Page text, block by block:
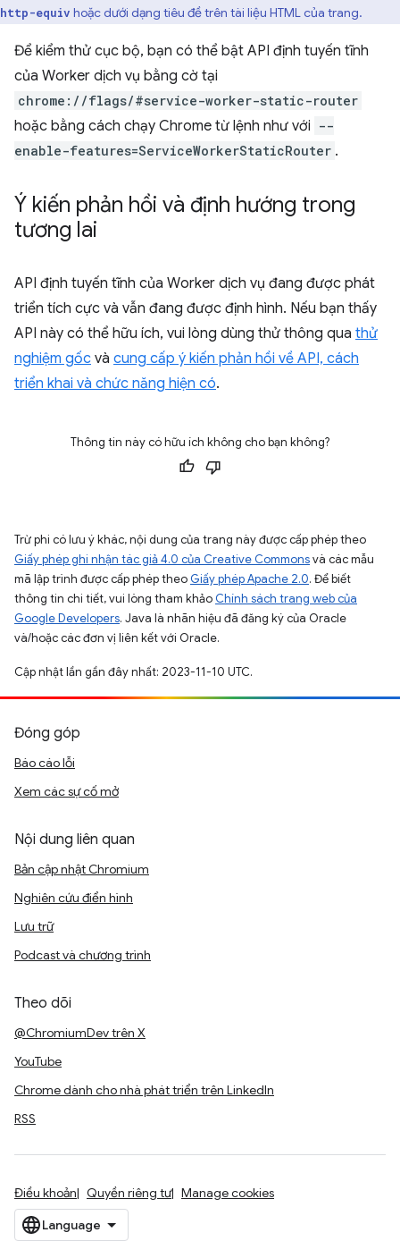
http-equiv hoặc dưới dạng tiêu đề trên tài liệu HTML của trang.
Để kiểm thử cục bộ, bạn có thể bật API định tuyến tĩnh
của Worker dịch vụ bằng cờ tại
chrome://flags/#service-worker-static-router
hoặc bằng cách chạy Chrome từ lệnh như với --
enable-features=ServiceWorkerStaticRouter .
Ý kiến phản hồi và định hướng trong
tương lai
API định tuyến tĩnh của Worker dịch vụ đang được phát
triển tích cực và vẫn đang được định hình. Nếu bạn thấy
API này có thể hữu ích, vui lòng dùng thử thông qua thử
nghiệm gốc và cung cấp ý kiến phản hồi về API, cách
triển khai và chức năng hiện có.
Thông tin này có hữu ích không cho bạn không?
Trừ phi có lưu ý khác, nội dung của trang này được cấp phép theo
Giấy phép ghi nhận tác giả 4.0 của Creative Commonsvà các mẫu
mã lập trình được cấp phép theo Giấy phép Apache 2.0. Để biết
thông tin chi tiết, vui lòng tham khảo Chính sách trang web của
Google Developers. Java là nhãn hiệu đã đăng ký của Oracle
và/hoặc các đơn vị liên kết với Oracle.
Cập nhật lần gần đây nhất: 2023-11-10 UTC.
Đóng góp
Báo cáo lỗi
Xem các sự cố mở
Nội dung liên quan
Bản cập nhật Chromium
Nghiên cứu điển hình
Lưu trữ
Podcast và chương trình
Theo dõi
@ChromiumDev trên X
YouTube
Chrome dành cho nhà phát triển trên LinkedIn
RSS
Điều khoản Quyền riêng tư Manage cookies